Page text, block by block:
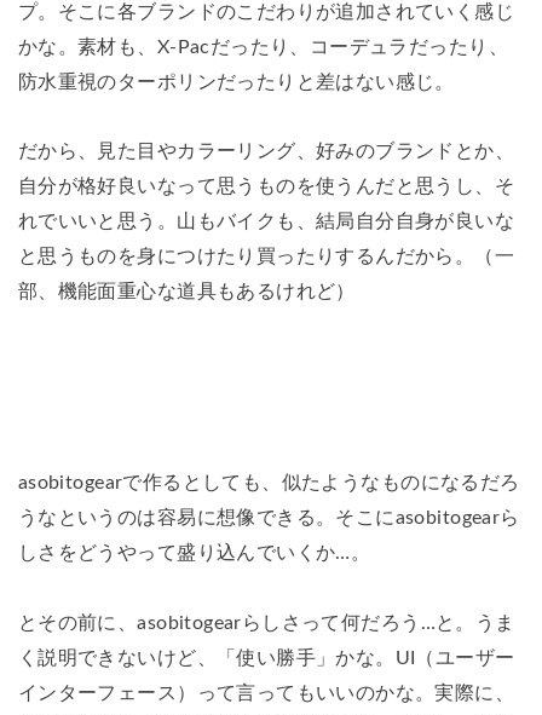
プ。そこに各ブランドのこだわりが追加されていく感じ
かな。素材も、X-Pacだったり、コーデュラだったり、
防水重視のターポリンだったりと差はない感じ。
だから、見た目やカラーリング、好みのブランドとか、
自分が格好良いなって思うものを使うんだと思うし、そ
れでいいと思う。山もバイクも、結局自分自身が良いな
と思うものを身につけたり買ったりするんだから。（一
部、機能面重心な道具もあるけれど）
asobitogearで作るとしても、似たようなものになるだろ
うなというのは容易に想像できる。そこにasobitogearら
しさをどうやって盛り込んでいくか…。
とその前に、asobitogearらしさって何だろう…と。うま
く説明できないけど、「使い勝手」かな。UI（ユーザー
インターフェース）って言ってもいいのかな。実際に、